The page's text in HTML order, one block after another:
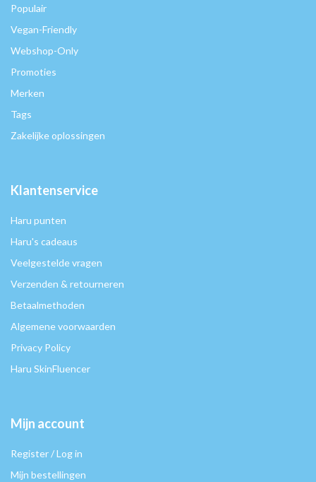
Populair
Vegan-Friendly
Webshop-Only
Promoties
Merken
Tags
Zakelijke oplossingen
Klantenservice
Haru punten
Haru's cadeaus
Veelgestelde vragen
Verzenden & retourneren
Betaalmethoden
Algemene voorwaarden
Privacy Policy
Haru SkinFluencer
Mijn account
Register / Log in
Mijn bestellingen